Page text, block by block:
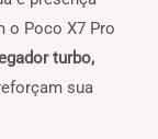
o Poco X7 Pro
turbo,
sua